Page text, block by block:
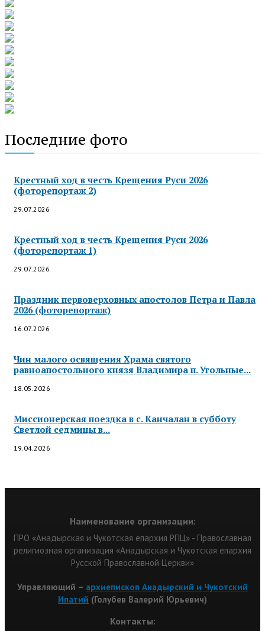
Последние фото
Крестный ход в честь Крещения Руси 2026
(фоторепортаж 2)
29.07.2026
Крестный ход в честь Крещения Руси 2026
(фоторепортаж 1)
29.07.2026
Праздник первоверховных апостолов Петра и Павла
2026 (фоторепортаж)
16.07.2026
Чин малого освящения Храма святого
равноапостольного князя Владимира п. Угольные...
18.05.2026
Миссионерская поездка в с. Канчалан в субботу
Светлой седмицы в...
19.04.2026
Наименование организации:
ПРО «Анадырская и Чукотская епархия РПЦ» - Православная
религиозная организация «Анадырская и Чукотская епархия
Русской Православной Церкви»
Управляющий – архиепископ Анадырский и Чукотский
Ипатий (Голубев Валерий Юрьевич)
Контакты: